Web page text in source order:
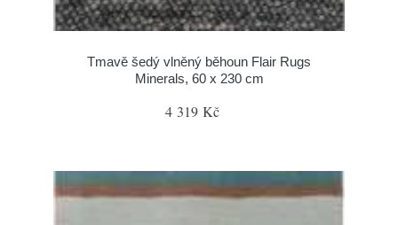
Tmavě šedý vlněný běhoun Flair Rugs
Minerals, 60 x 230 cm
4 319 Kč